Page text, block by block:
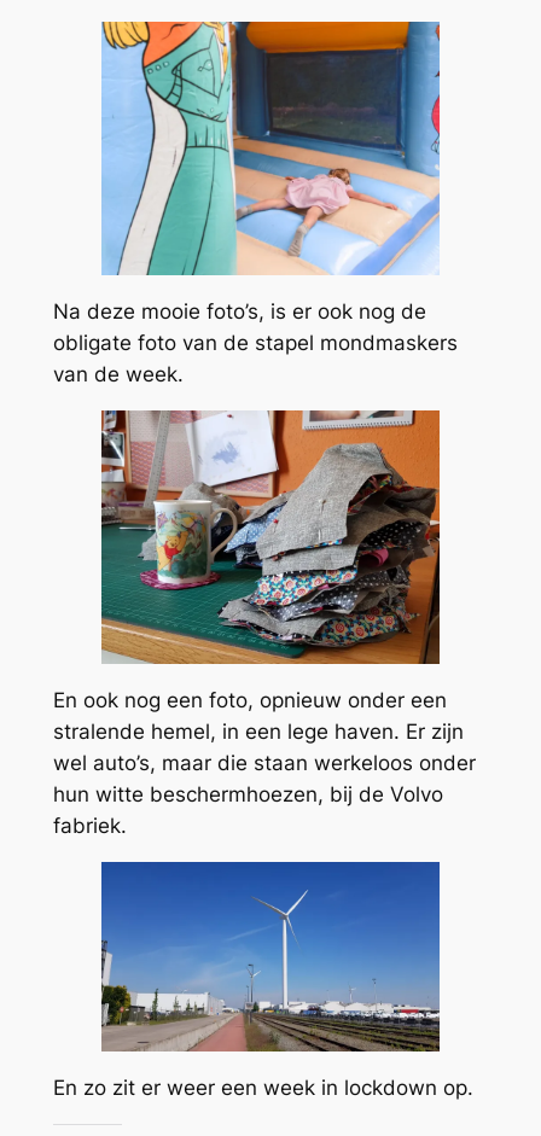
Na deze mooie foto’s, is er ook nog de
obligate foto van de stapel mondmaskers
van de week.
En ook nog een foto, opnieuw onder een
stralende hemel, in een lege haven. Er zijn
wel auto’s, maar die staan werkeloos onder
hun witte beschermhoezen, bij de Volvo
fabriek.
En zo zit er weer een week in lockdown op.